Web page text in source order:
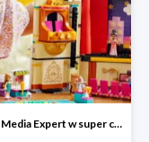
LEGO w Media Expert w super cenach!